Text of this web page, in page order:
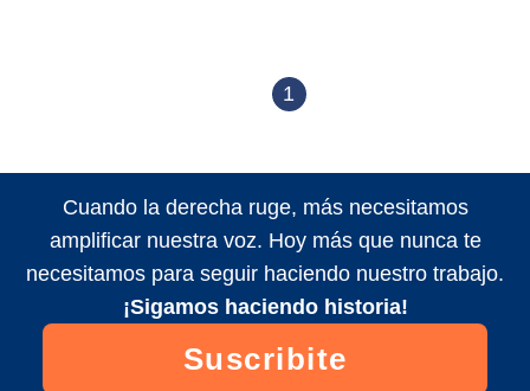
1
Cuando la derecha ruge, más necesitamos
amplificar nuestra voz. Hoy más que nunca te
necesitamos para seguir haciendo nuestro trabajo.
¡Sigamos haciendo historia!
Suscribite